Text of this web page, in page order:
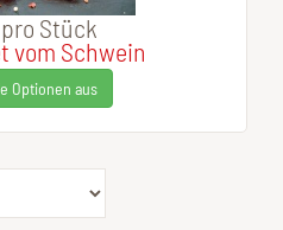
pro Stück
vom Schwein
Optionen aus